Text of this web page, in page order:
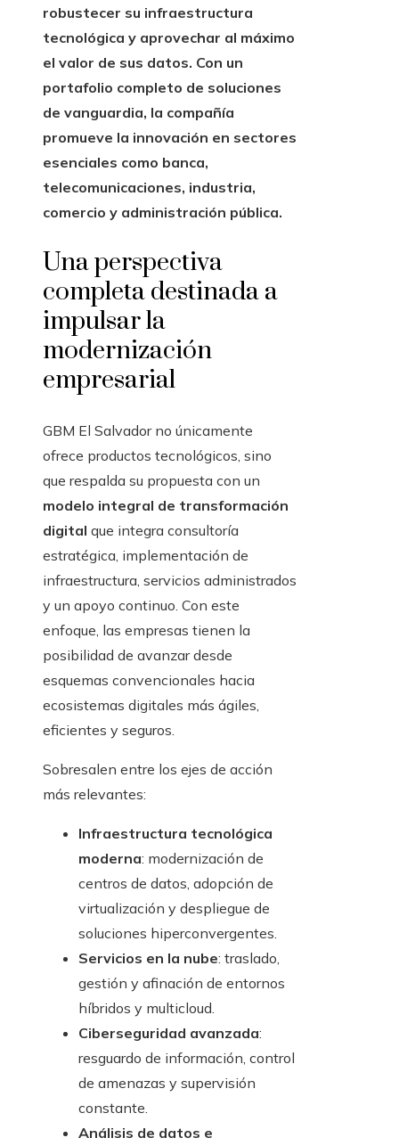
robustecer su infraestructura
tecnológica y aprovechar al máximo
el valor de sus datos. Con un
portafolio completo de soluciones
de vanguardia, la compañía
promueve la innovación en sectores
esenciales como banca,
telecomunicaciones, industria,
comercio y administración pública.
Una perspectiva
completa destinada a
impulsar la
modernización
empresarial
GBM El Salvador no únicamente
ofrece productos tecnológicos, sino
que respalda su propuesta con un
modelo integral de transformación
digital que integra consultoría
estratégica, implementación de
infraestructura, servicios administrados
y un apoyo continuo. Con este
enfoque, las empresas tienen la
posibilidad de avanzar desde
esquemas convencionales hacia
ecosistemas digitales más ágiles,
eficientes y seguros.
Sobresalen entre los ejes de acción
más relevantes:
Infraestructura tecnológica
moderna: modernización de
centros de datos, adopción de
virtualización y despliegue de
soluciones hiperconvergentes.
Servicios en la nube: traslado,
gestión y afinación de entornos
híbridos y multicloud.
Ciberseguridad avanzada:
resguardo de información, control
de amenazas y supervisión
constante.
Análisis de datos e